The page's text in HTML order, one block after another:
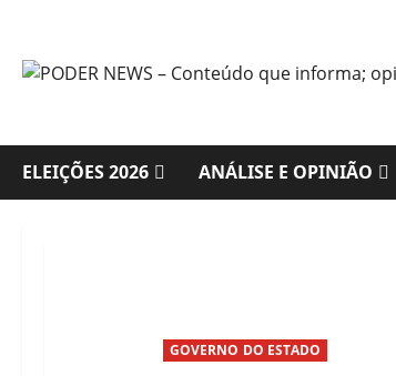
content
ELEIÇÕES 2026 ANÁLISE E OPINIÃO
GOVERNO DO ESTADO